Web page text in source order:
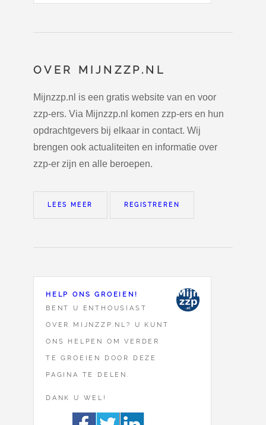
OVER MIJNZZP.NL
Mijnzzp.nl is een gratis website van en voor
zzp-ers. Via Mijnzzp.nl komen zzp-ers en hun
opdrachtgevers bij elkaar in contact. Wij
brengen ook actualiteiten en informatie over
zzp-er zijn en alle beroepen.
LEES MEER REGISTREREN
HELP ONS GROEIEN!
BENT U ENTHOUSIAST
OVER MIJNZZP.NL? U KUNT
ONS HELPEN OM VERDER
TE GROEIEN DOOR DEZE
PAGINA TE DELEN.
DANK U WEL!